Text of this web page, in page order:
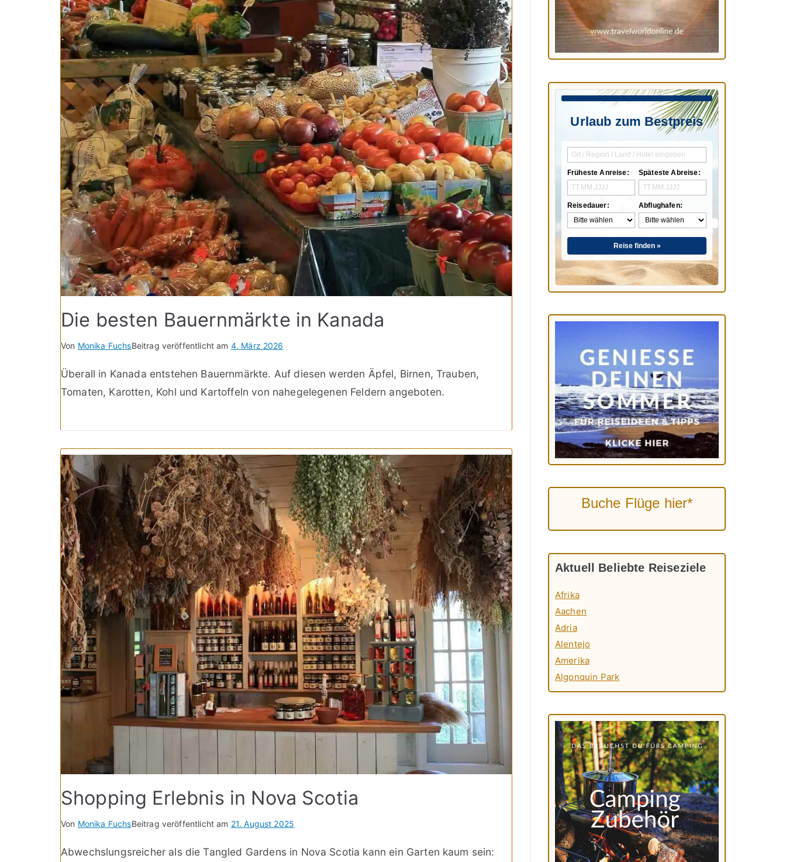
Die besten Bauernmärkte in Kanada
Von Monika FuchsBeitrag veröffentlicht am 4. März 2026
Überall in Kanada entstehen Bauernmärkte. Auf diesen werden Äpfel, Birnen, Trauben,
Tomaten, Karotten, Kohl und Kartoffeln von nahegelegenen Feldern angeboten.
Shopping Erlebnis in Nova Scotia
Von Monika FuchsBeitrag veröffentlicht am 21. August 2025
Abwechslungsreicher als die Tangled Gardens in Nova Scotia kann ein Garten kaum sein:
Urlaub zum Bestpreis
Früheste Anreise:
Reisedauer:
Späteste Abreise:
Abflughafen:
Reise finden »
Buche Flüge hier*
Aktuell Beliebte Reiseziele
Afrika
Aachen
Adria
Alentejo
Amerika
Algonquin Park